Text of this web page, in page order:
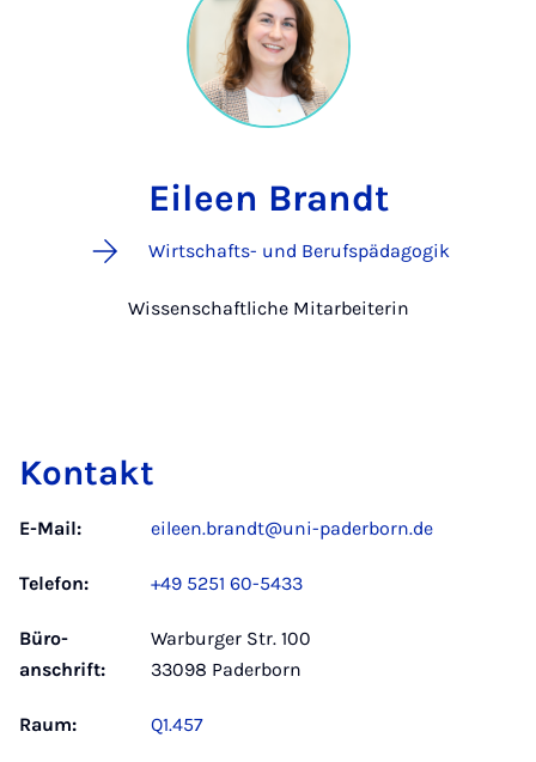
Eileen Brandt
Wirtschafts- und Berufspädagogik
Wissenschaftliche Mitarbeiterin
Kontakt
E-Mail: eileen.brandt@uni-paderborn.de
Telefon: +49 5251 60-5433
Büro­
anschrift:
Warburger Str. 100
33098 Paderborn
Raum: Q1.457